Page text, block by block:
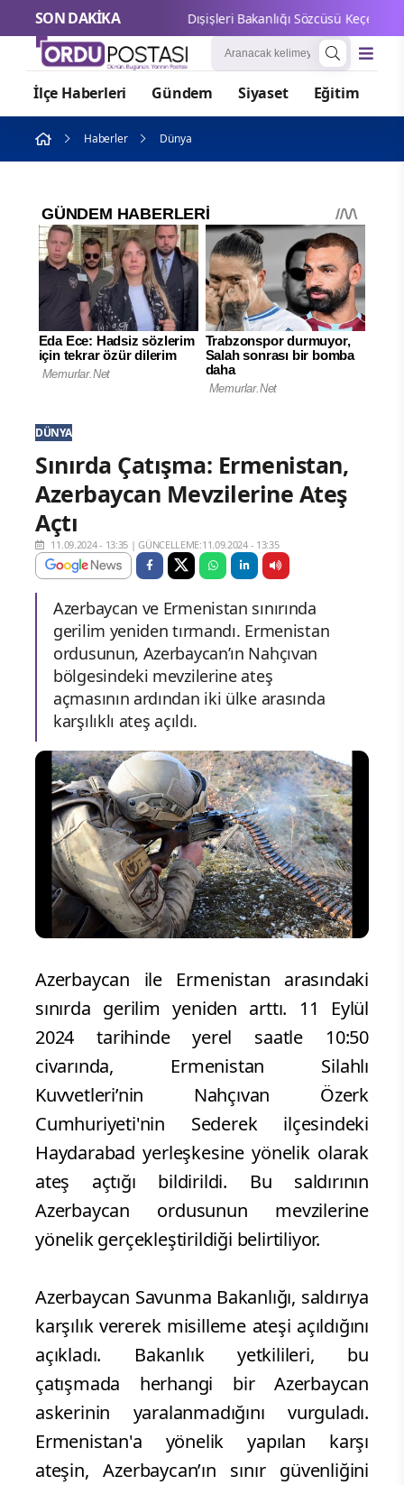
SON DAKİKA
İlçe Haberleri Gündem Siyaset Eğitim
Haberler Dünya
DÜNYA
Sınırda Çatışma: Ermenistan,
Azerbaycan Mevzilerine Ateş
Açtı
11.09.2024 - 13:35 |GÜNCELLEME:11.09.2024 - 13:35
Azerbaycan ve Ermenistan sınırında
gerilim yeniden tırmandı. Ermenistan
ordusunun, Azerbaycan’ın Nahçıvan
bölgesindeki mevzilerine ateş
açmasının ardından iki ülke arasında
karşılıklı ateş açıldı.
Azerbaycan ile Ermenistan arasındaki
sınırda gerilim yeniden arttı. 11 Eylül
2024 tarihinde yerel saatle 10:50
civarında, Ermenistan Silahlı
Kuvvetleri’nin Nahçıvan Özerk
Cumhuriyeti'nin Sederek ilçesindeki
Haydarabad yerleşkesine yönelik olarak
ateş açtığı bildirildi. Bu saldırının
Azerbaycan ordusunun mevzilerine
yönelik gerçekleştirildiği belirtiliyor.
Azerbaycan Savunma Bakanlığı, saldırıya
karşılık vererek misilleme ateşi açıldığını
açıkladı. Bakanlık yetkilileri, bu
çatışmada herhangi bir Azerbaycan
askerinin yaralanmadığını vurguladı.
Ermenistan'a yönelik yapılan karşı
ateşin, Azerbaycan’ın sınır güvenliğini